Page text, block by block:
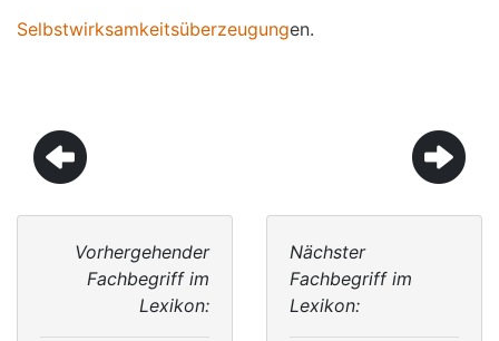
Selbstwirksamkeitsüberzeugungen.
Vorhergehender
Fachbegriff im
Lexikon:
Nächster
Fachbegriff im
Lexikon: